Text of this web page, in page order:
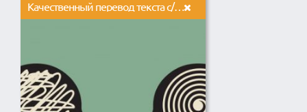
Качественный перевод текста с/на английский язык! (5000-5500 символов)